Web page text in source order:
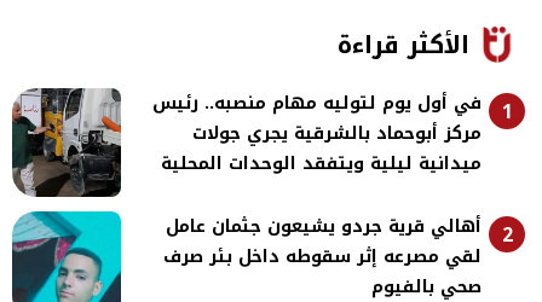
الأكثر قراءة
1
في أول يوم لتوليه مهام منصبه.. رئيس
مركز أبوحماد بالشرقية يجري جولات
ميدانية ليلية ويتفقد الوحدات المحلية
2
أهالي قرية جردو يشيعون جثمان عامل
لقي مصرعه إثر سقوطه داخل بئر صرف
صحي بالفيوم